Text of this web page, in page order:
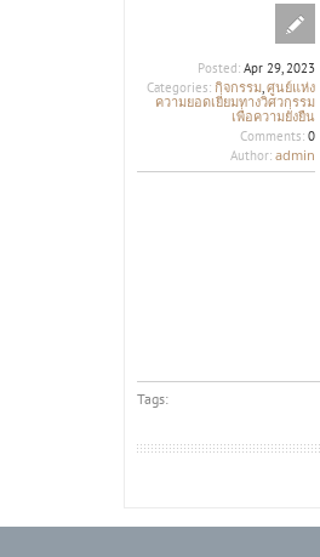
Posted:Apr 29, 2023
Categories: กิจกรรม,ศูนย์แห่ง
ความยอดเยี่ยมทางวิศวกรรม
เพื่อความยั่งยืน
Comments:0
Author:admin
Tags: